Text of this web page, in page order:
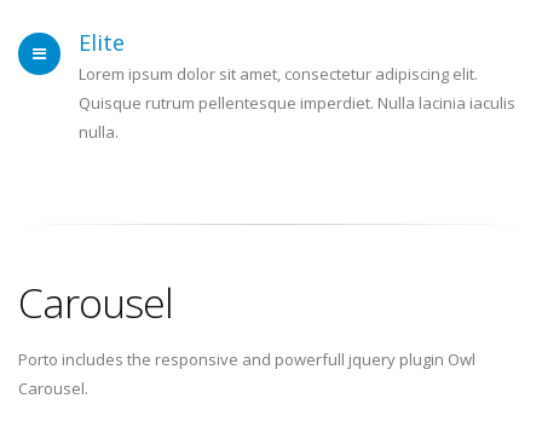
Elite
Lorem ipsum dolor sit amet, consectetur adipiscing elit.
Quisque rutrum pellentesque imperdiet. Nulla lacinia iaculis
nulla.
Carousel
Porto includes the responsive and powerfull jquery plugin Owl
Carousel.